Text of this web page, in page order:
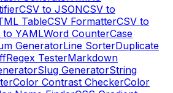
CSV to JSONCSV to
TableCSV FormatterCSV to
to YAMLWord CounterCase
GeneratorLine SorterDuplicate
Regex TesterMarkdown
Slug GeneratorString
Color Contrast CheckerColor